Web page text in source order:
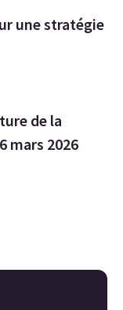
une stratégie
de la
mars 2026